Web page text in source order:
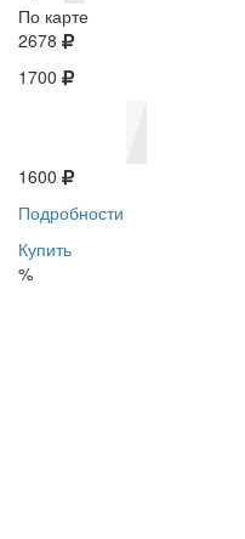
По карте
2678
1700
1600
Подробности
Купить
%